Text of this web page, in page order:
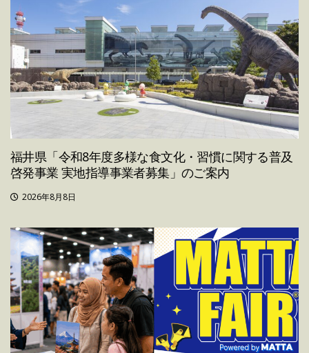
福井県「令和8年度多様な食文化・習慣に関する普及
啓発事業 実地指導事業者募集」のご案内
2026年8月8日